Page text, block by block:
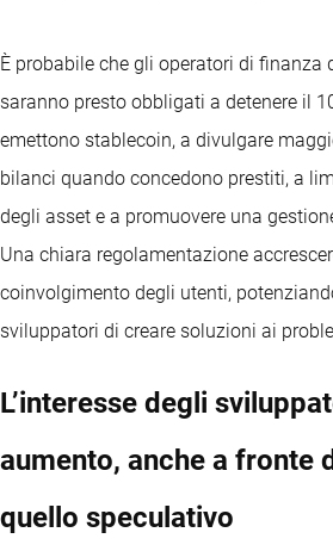
È probabile che gli operatori di finanza
saranno presto obbligati a detenere il
emettono stablecoin, a divulgare
bilanci quando concedono prestiti, a
degli asset e a promuovere una
Una chiara regolamentazione
coinvolgimento degli utenti,
sviluppatori di creare soluzioni ai
L’interesse degli
aumento, anche a fronte
quello speculativo